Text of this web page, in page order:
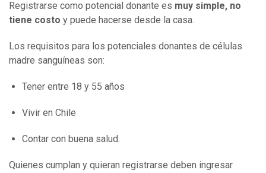
Registrarse como potencial donante es muy simple, no
tiene costo y puede hacerse desde la casa.
Los requisitos para los potenciales donantes de células
madre sanguíneas son:
Tener entre 18 y 55 años
Vivir en Chile
Contar con buena salud.
Quienes cumplan y quieran registrarse deben ingresar